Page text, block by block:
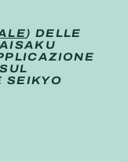
) DELLE
SEIKYO